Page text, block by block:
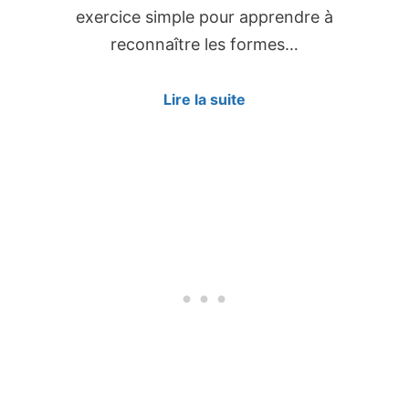
exercice simple pour apprendre à
reconnaître les formes…
Lire la suite